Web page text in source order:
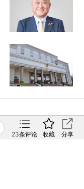
23条评论 收藏 分享